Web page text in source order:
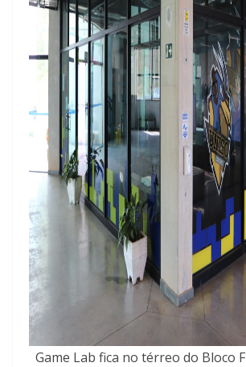
Game Lab fica no térreo do Bloco F